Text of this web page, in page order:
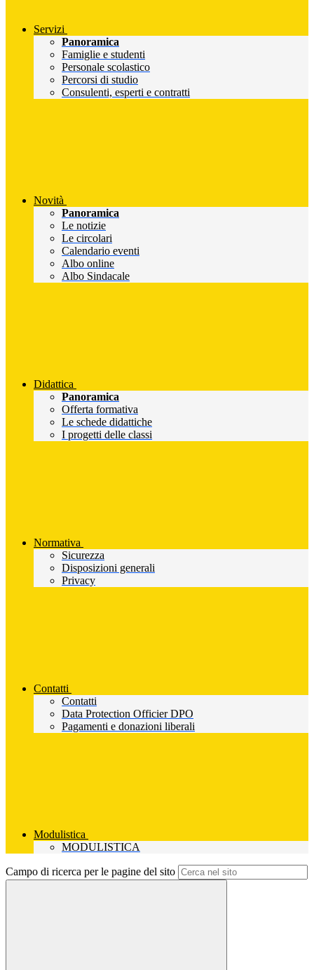
Servizi
Panoramica
Famiglie e studenti
Personale scolastico
Percorsi di studio
Consulenti, esperti e contratti
Novità
Panoramica
Le notizie
Le circolari
Calendario eventi
Albo online
Albo Sindacale
Didattica
Panoramica
Offerta formativa
Le schede didattiche
I progetti delle classi
Normativa
Sicurezza
Disposizioni generali
Privacy
Contatti
Contatti
Data Protection Officier DPO
Pagamenti e donazioni liberali
Modulistica
MODULISTICA
Campo di ricerca per le pagine del sito